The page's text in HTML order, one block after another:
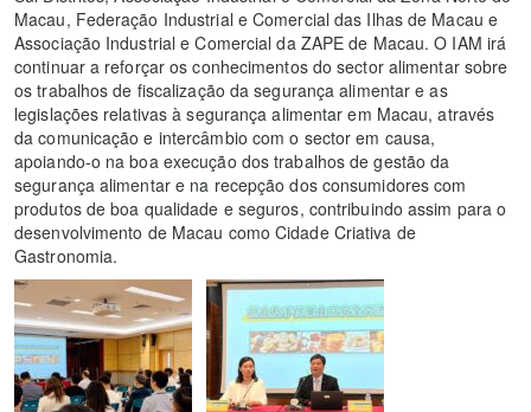
Macau, Federação Industrial e Comercial das Ilhas de Macau e
Associação Industrial e Comercial da ZAPE de Macau. O IAM irá
continuar a reforçar os conhecimentos do sector alimentar sobre
os trabalhos de fiscalização da segurança alimentar e as
legislações relativas à segurança alimentar em Macau, através
da comunicação e intercâmbio com o sector em causa,
apoiando-o na boa execução dos trabalhos de gestão da
segurança alimentar e na recepção dos consumidores com
produtos de boa qualidade e seguros, contribuindo assim para o
desenvolvimento de Macau como Cidade Criativa de
Gastronomia.